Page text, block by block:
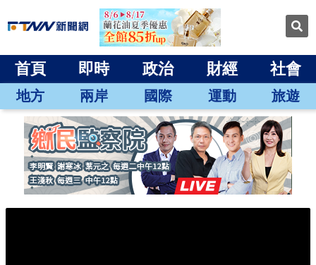
首頁 即時 政治 財經 社會
地方 兩岸 國際 運動 旅遊